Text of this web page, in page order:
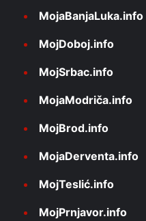
MojaBanjaLuka.info
MojDoboj.info
MojSrbac.info
MojaModriča.info
MojBrod.info
MojaDerventa.info
MojTeslić.info
MojPrnjavor.info